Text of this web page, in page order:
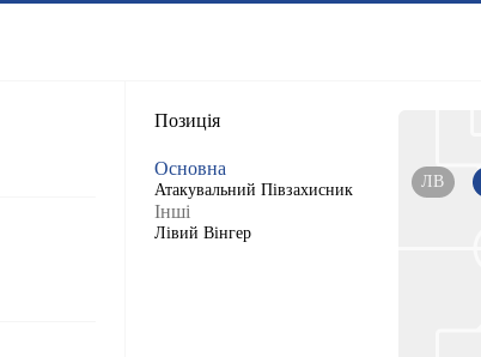
Позиція
Основна
Атакувальний Півзахисник
Інші
Лівий Вінгер
ЛВ